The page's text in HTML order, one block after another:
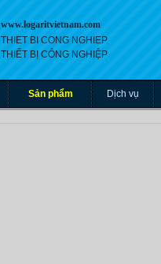
www.logaritvietnam.com
THIET BI CONG NGHIEP
THIẾT BỊ CÔNG NGHIỆP
Sản phẩm Dịch vụ